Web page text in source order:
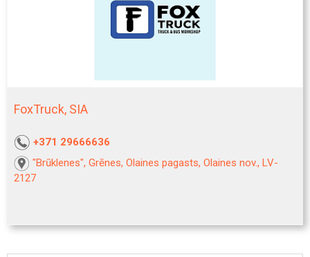
FoxTruck, SIA
+371 29666636
"Brūklenes", Grēnes, Olaines pagasts, Olaines nov., LV-
2127